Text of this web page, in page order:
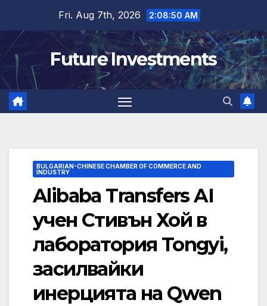
content
Fri. Aug 7th, 2026 2:08:51 AM
Future Investments
BULGARIAN-CHINESE CHAMBER OF COMMERCE AND
INDUSTRY
Alibaba Transfers AI
учен Стивън Хой в
лаборатория Tongyi,
засилвайки
инерцията на Qwen